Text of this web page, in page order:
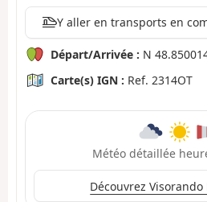
Y aller en transports en
Départ/Arrivée : N
Carte(s) IGN : Ref. 2314OT
Météo détaillée
Découvrez